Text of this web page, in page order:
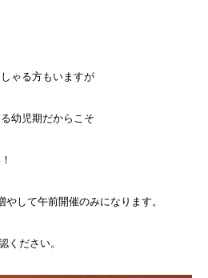
ゃる方もいますが
幼児期だからこそ
して午前開催のみになります。
ください。